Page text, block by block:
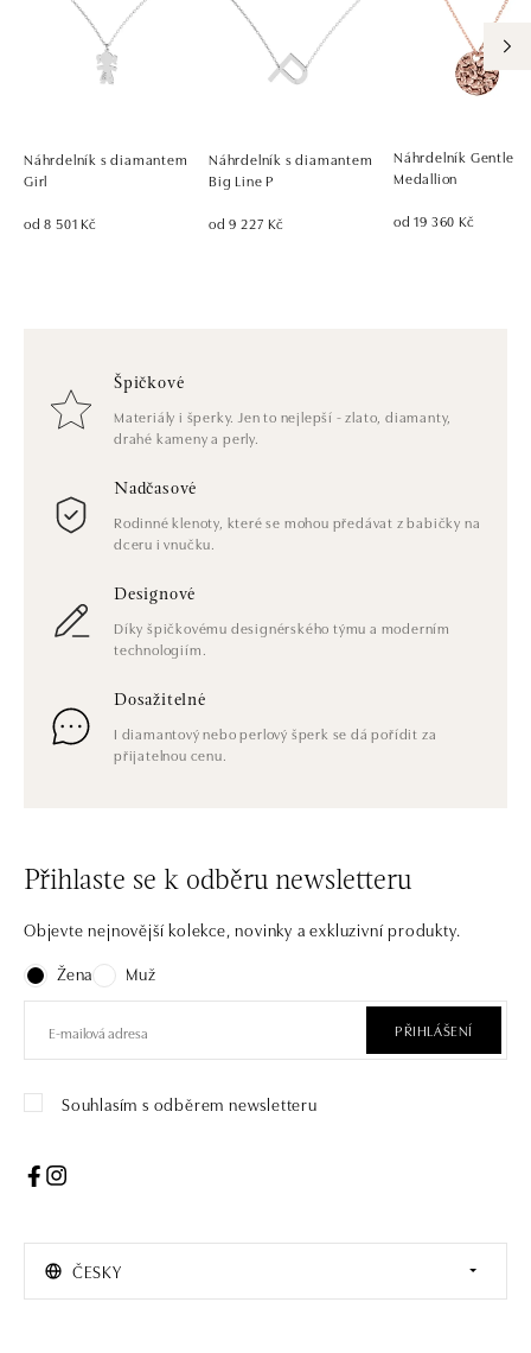
Náhrdelník s diamantem
Girl
od 8 501 Kč
Náhrdelník s diamantem
Big Line P
od 9 227 Kč
Náhrdelník Gentle
Medallion
od 19 360 Kč
Špičkové
Materiály i šperky. Jen to nejlepší - zlato, diamanty,
drahé kameny a perly.
Nadčasové
Rodinné klenoty, které se mohou předávat z babičky na
dceru i vnučku.
Designové
Díky špičkovému designérského týmu a moderním
technologiím.
Dosažitelné
I diamantový nebo perlový šperk se dá pořídit za
přijatelnou cenu.
Přihlaste se k odběru newsletteru
Objevte nejnovější kolekce, novinky a exkluzivní produkty.
Žena
Muž
PŘIHLÁŠENÍ
Souhlasím s odběrem newsletteru
ČESKY